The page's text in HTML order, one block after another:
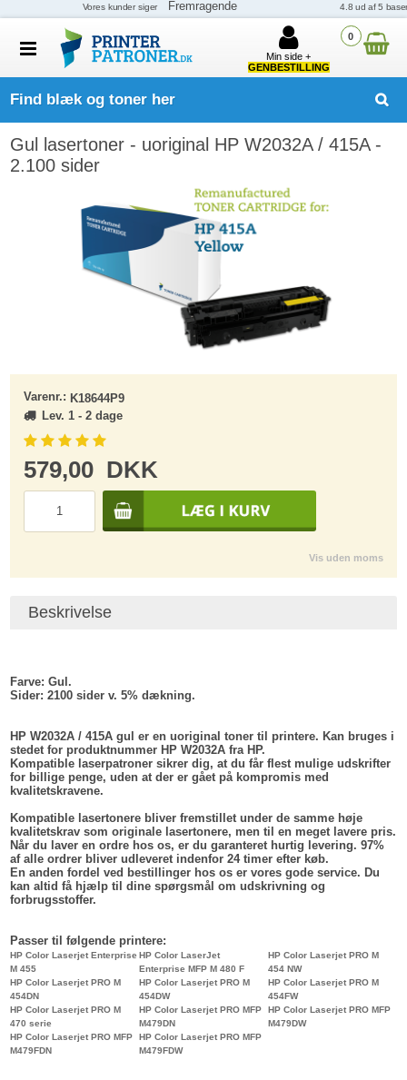
0
Min side +
GENBESTILLING
Find blæk og toner her
Gul lasertoner - uoriginal HP W2032A / 415A -
2.100 sider
Varenr.: K18644P9
Lev. 1 - 2 dage
579,00 DKK
Vis uden moms
Beskrivelse
Farve: Gul.
Sider: 2100 sider v. 5% dækning.
HP W2032A / 415A gul er en uoriginal toner til printere. Kan bruges i
stedet for produktnummer HP W2032A fra HP.
Kompatible laserpatroner sikrer dig, at du får flest mulige udskrifter
for billige penge, uden at der er gået på kompromis med
kvalitetskravene.
Kompatible lasertonere bliver fremstillet under de samme høje
kvalitetskrav som originale lasertonere, men til en meget lavere pris.
Når du laver en ordre hos os, er du garanteret hurtig levering. 97%
af alle ordrer bliver udleveret indenfor 24 timer efter køb.
En anden fordel ved bestillinger hos os er vores gode service. Du
kan altid få hjælp til dine spørgsmål om udskrivning og
forbrugsstoffer.
Passer til følgende printere:
HP Color Laserjet Enterprise
M 455
HP Color LaserJet
Enterprise MFP M 480 F
HP Color Laserjet PRO M
454 NW
HP Color Laserjet PRO M
454DN
HP Color Laserjet PRO M
454DW
HP Color Laserjet PRO M
454FW
HP Color Laserjet PRO M
470 serie
HP Color Laserjet PRO MFP
M479DN
HP Color Laserjet PRO MFP
M479DW
HP Color Laserjet PRO MFP
M479FDN
HP Color Laserjet PRO MFP
M479FDW